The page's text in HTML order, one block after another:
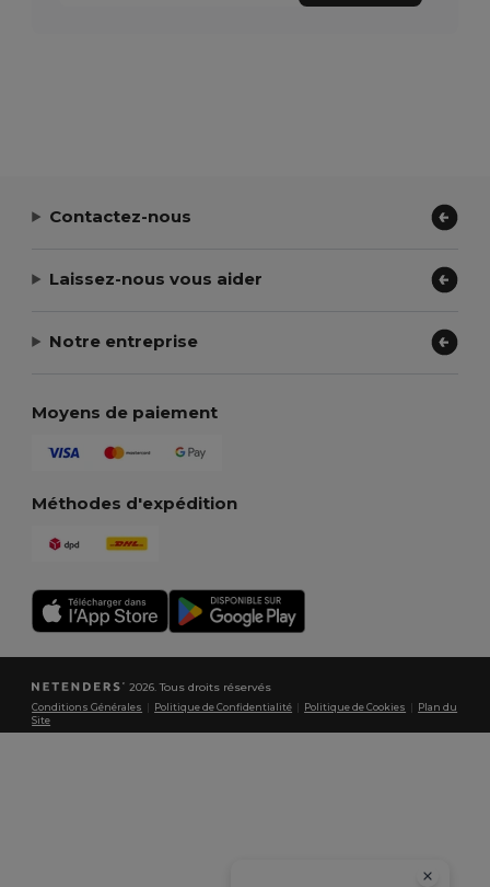
Contactez-nous
Laissez-nous vous aider
Notre entreprise
Moyens de paiement
Méthodes d'expédition
2026. Tous droits réservés
Conditions Générales Politique de Confidentialité Politique de Cookies
Plan du
Site